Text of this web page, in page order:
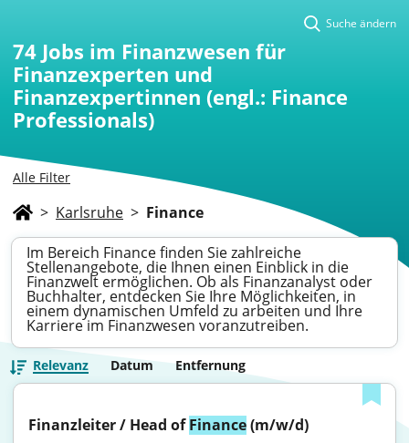
Alle Filter
Suche ändern
74 Jobs im Finanzwesen für
Finanzexperten und
Finanzexpertinnen (engl.: Finance
Professionals)
> Karlsruhe > Finance
Im Bereich Finance finden Sie zahlreiche
Stellenangebote, die Ihnen einen Einblick in die
Finanzwelt ermöglichen. Ob als Finanzanalyst oder
Buchhalter, entdecken Sie Ihre Möglichkeiten, in
einem dynamischen Umfeld zu arbeiten und Ihre
Karriere im Finanzwesen voranzutreiben.
Relevanz Datum Entfernung
Finanzleiter / Head of Finance (m/w/d)